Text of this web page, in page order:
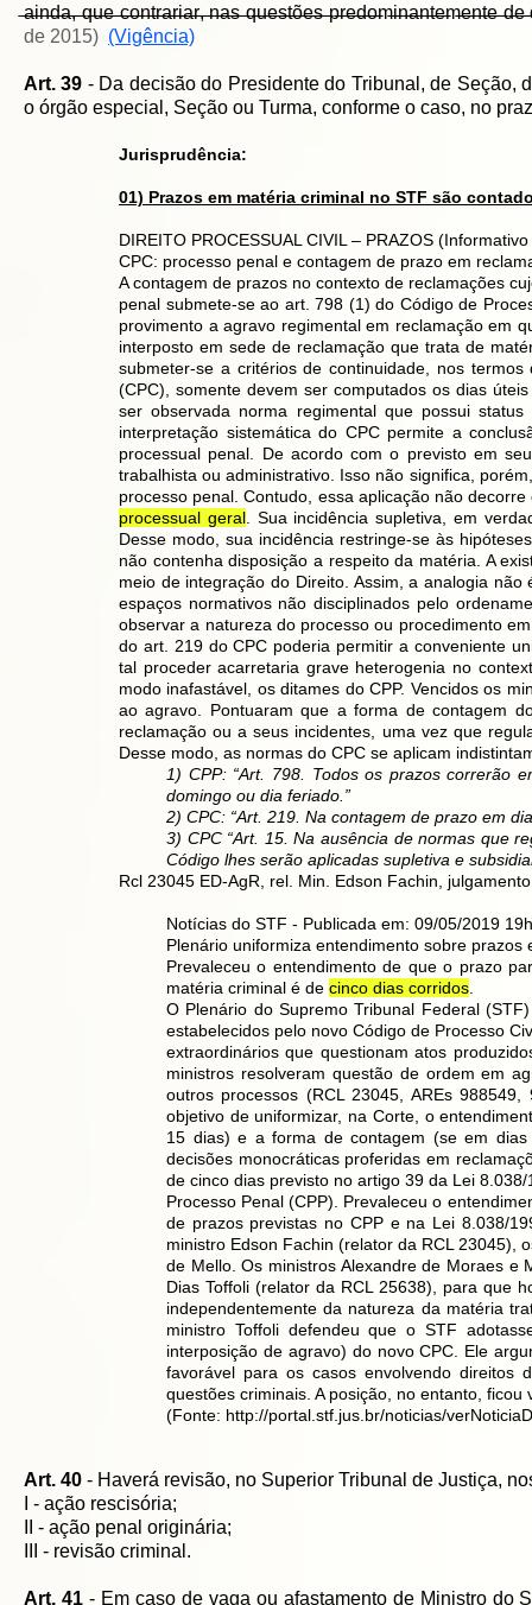
̶a̶i̶n̶d̶a̶,̶ ̶q̶u̶e̶ ̶c̶o̶n̶t̶r̶a̶r̶i̶a̶r̶,̶ ̶n̶a̶s̶ ̶q̶u̶e̶s̶t̶õ̶e̶s̶ ̶p̶r̶e̶d̶o̶m̶i̶n̶a̶n̶t̶e̶m̶e̶n̶t̶e̶
de 2015) (Vigência)
Art. 39 - Da decisão do Presidente do Tribunal, de Seção,
o órgão especial, Seção ou Turma, conforme o caso, no
Jurisprudência:
01) Prazos em matéria criminal no STF são
DIREITO PROCESSUAL CIVIL – PRAZOS
CPC: processo penal e contagem de prazo em
A contagem de prazos no contexto de reclamações
penal submete-se ao art. 798 (1) do Código de
provimento a agravo regimental em reclamação em
interposto em sede de reclamação que trata de
submeter-se a critérios de continuidade, nos
(CPC), somente devem ser computados os dias
ser observada norma regimental que possui
interpretação sistemática do CPC permite a
processual penal. De acordo com o previsto em
trabalhista ou administrativo. Isso não significa,
processo penal. Contudo, essa aplicação não
processual geral. Sua incidência supletiva, em
Desse modo, sua incidência restringe-se às
não contenha disposição a respeito da matéria. A
meio de integração do Direito. Assim, a analogia
espaços normativos não disciplinados pelo
observar a natureza do processo ou procedimento
do art. 219 do CPC poderia permitir a conveniente
tal proceder acarretaria grave heterogenia no
modo inafastável, os ditames do CPP. Vencidos os
ao agravo. Pontuaram que a forma de contagem
reclamação ou a seus incidentes, uma vez que
Desse modo, as normas do CPC se aplicam
1) CPP: “Art. 798. Todos os prazos correrão
domingo ou dia feriado.”
2) CPC: “Art. 219. Na contagem de prazo em
3) CPC “Art. 15. Na ausência de normas que
Código lhes serão aplicadas supletiva e
Rcl 23045 ED-AgR, rel. Min. Edson Fachin,
Notícias do STF - Publicada em: 09/05/2019
Plenário uniformiza entendimento sobre prazos
Prevaleceu o entendimento de que o prazo
matéria criminal é de cinco dias corridos
O Plenário do Supremo Tribunal Federal
estabelecidos pelo novo Código de Processo
extraordinários que questionam atos
ministros resolveram questão de ordem em
outros processos (RCL 23045, AREs
objetivo de uniformizar, na Corte, o
15 dias) e a forma de contagem (se em
decisões monocráticas proferidas em
de cinco dias previsto no artigo 39 da Lei
Processo Penal (CPP). Prevaleceu o
de prazos previstas no CPP e na Lei 8.038/
ministro Edson Fachin (relator da RCL 23045),
de Mello. Os ministros Alexandre de Moraes e
Dias Toffoli (relator da RCL 25638), para que
independentemente da natureza da matéria
ministro Toffoli defendeu que o STF
interposição de agravo) do novo CPC. Ele
favorável para os casos envolvendo direitos
questões criminais. A posição, no entanto, ficou
(Fonte: http://portal.stf.jus.br/noticias/
Art. 40 - Haverá revisão, no Superior Tribunal de Justiça,
I - ação rescisória;
II - ação penal originária;
III - revisão criminal.
Art. 41- Em caso de vaga ou afastamento de Ministro do